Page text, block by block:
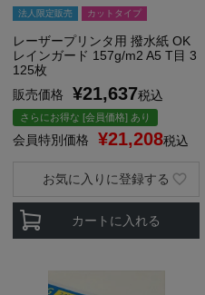
法人限定販売 カットタイプ
レーザープリンタ用 撥水紙 OK
レインガード 157g/m2 A5 T目 3
125枚
販売価格
¥21,637税込
さらにお得な [会員価格] あり
会員特別価格 ¥21,208税込
カートに入れる
お気に入りに登録する